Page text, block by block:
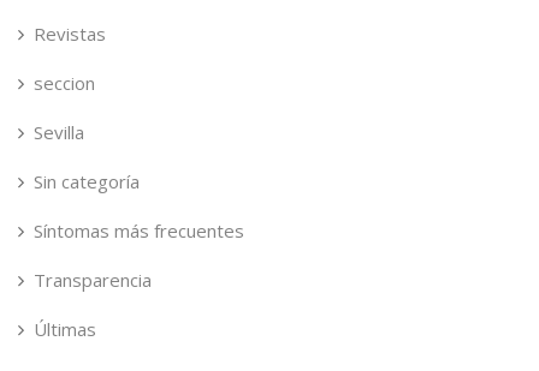
Revistas
seccion
Sevilla
Sin categoría
Síntomas más frecuentes
Transparencia
Últimas